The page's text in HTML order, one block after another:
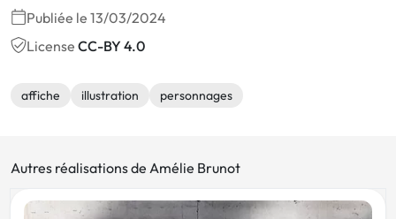
Publiée le 13/03/2024
License CC-BY 4.0
affiche illustration personnages
Autres réalisations de Amélie Brunot